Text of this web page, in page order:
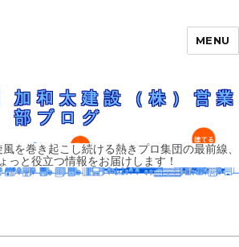
和太建設（株）営業部ブロ
MENU
加和太建設（株）営業
部ブログ
を巻き起こし続ける熱きプロ集団の最前線、
っと役立つ情報をお届けします！